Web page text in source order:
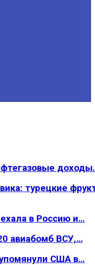
турецкие
в Россию и…
авиабомб ВСУ,…
США в…